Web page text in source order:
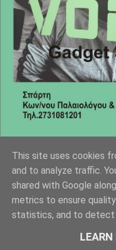
Diafimistes.gr
This site uses cookies
and to analyze traffic.
shared with Google
metrics to ensure
statistics, and to detect
LEARN